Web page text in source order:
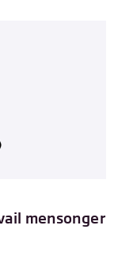
mensonger